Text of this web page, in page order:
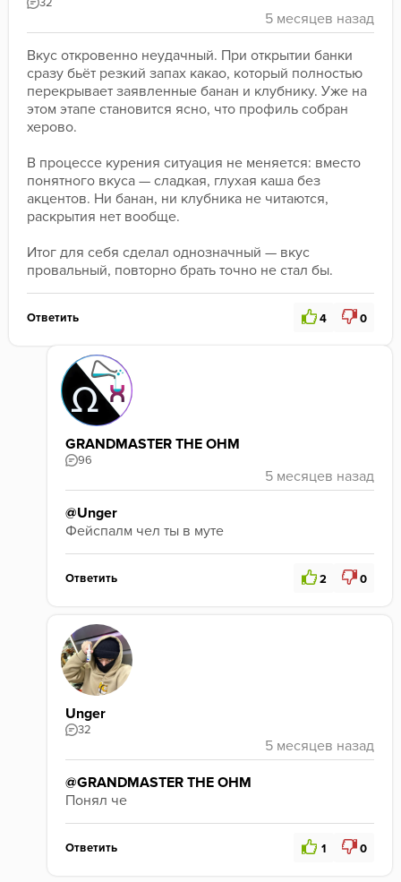
32
Вкус откровенно неудачный. При открытии банки
сразу бьёт резкий запах какао, который полностью
перекрывает заявленные банан и клубнику. Уже на
этом этапе становится ясно, что профиль собран
херово.
В процессе курения ситуация не меняется: вместо
понятного вкуса — сладкая, глухая каша без
акцентов. Ни банан, ни клубника не читаются,
раскрытия нет вообще.
Итог для себя сделал однозначный — вкус
провальный, повторно брать точно не стал бы.
Ответить 4 0
GRANDMASTER THE OHM
96
@Unger
Фейспалм чел ты в муте
Ответить 2 0
Unger
32
@GRANDMASTER THE OHM
Понял че
Ответить 1 0